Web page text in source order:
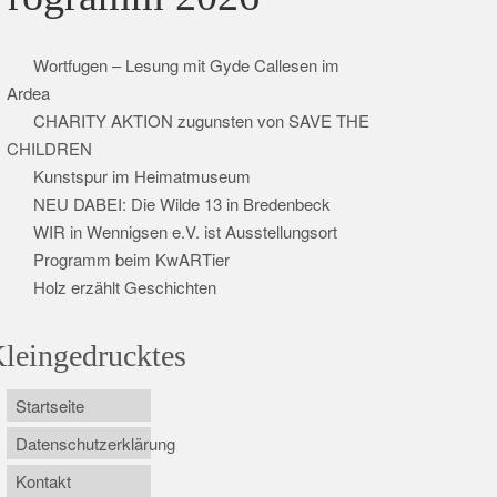
Wortfugen – Lesung mit Gyde Callesen im
Ardea
CHARITY AKTION zugunsten von SAVE THE
CHILDREN
Kunstspur im Heimatmuseum
NEU DABEI: Die Wilde 13 in Bredenbeck
WIR in Wennigsen e.V. ist Ausstellungsort
Programm beim KwARTier
Holz erzählt Geschichten
Startseite
Datenschutzerklärung
Kontakt